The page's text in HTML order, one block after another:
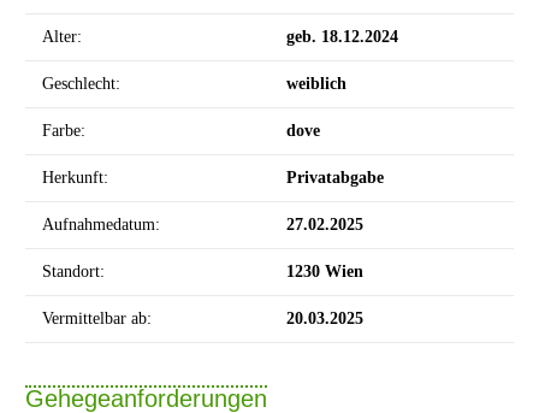
Alter: geb. 18.12.2024
Geschlecht: weiblich
Farbe: dove
Herkunft: Privatabgabe
Aufnahmedatum: 27.02.2025
Standort: 1230 Wien
Vermittelbar ab: 20.03.2025
Gehegeanforderungen